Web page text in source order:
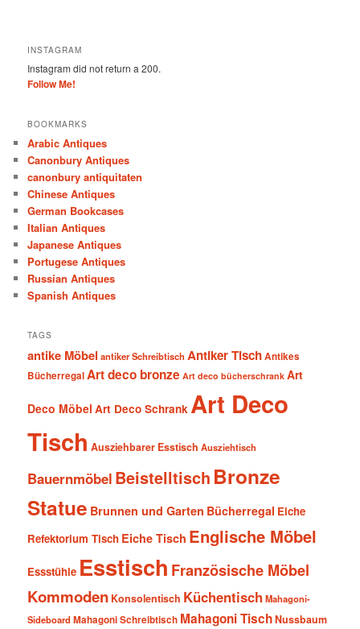
INSTAGRAM
Instagram did not return a 200.
Follow Me!
BOOKMARKS
Arabic Antiques
Canonbury Antiques
canonbury antiquitaten
Chinese Antiques
German Bookcases
Italian Antiques
Japanese Antiques
Portugese Antiques
Russian Antiques
Spanish Antiques
TAGS
antike Möbel antiker Schreibtisch Antiker TischAntikes
BücherregalArt deco bronze Art deco bücherschrank Art
Deco Möbel Art Deco Schrank Art Deco
Tisch Ausziehbarer Esstisch Ausziehtisch
Bauernmöbel Beistelltisch Bronze
Statue Brunnen und Garten Bücherregal Eiche
Refektorium Tisch Eiche Tisch Englische Möbel
Essstühle Esstisch Französische Möbel
Kommoden Konsolentisch Küchentisch Mahagoni-
SideboardMahagoni Schreibtisch Mahagoni TischNussbaum